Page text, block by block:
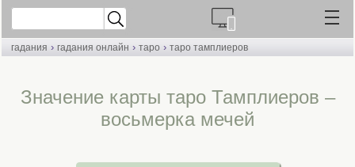
гадания › гадания онлайн › таро › таро тамплиеров
Значение карты таро Тамплиеров –
восьмерка мечей